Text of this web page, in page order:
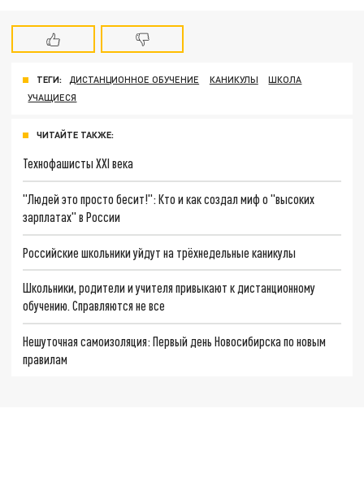
ТЕГИ: ДИСТАНЦИОННОЕ ОБУЧЕНИЕ КАНИКУЛЫ
ШКОЛА
УЧАЩИЕСЯ
ЧИТАЙТЕ ТАКЖЕ:
Технофашисты XXI века
"Людей это просто бесит!": Кто и как создал миф о "высоких
зарплатах" в России
Российские школьники уйдут на трёхнедельные каникулы
Школьники, родители и учителя привыкают к дистанционному
обучению. Справляются не все
Нешуточная самоизоляция: Первый день Новосибирска по новым
правилам